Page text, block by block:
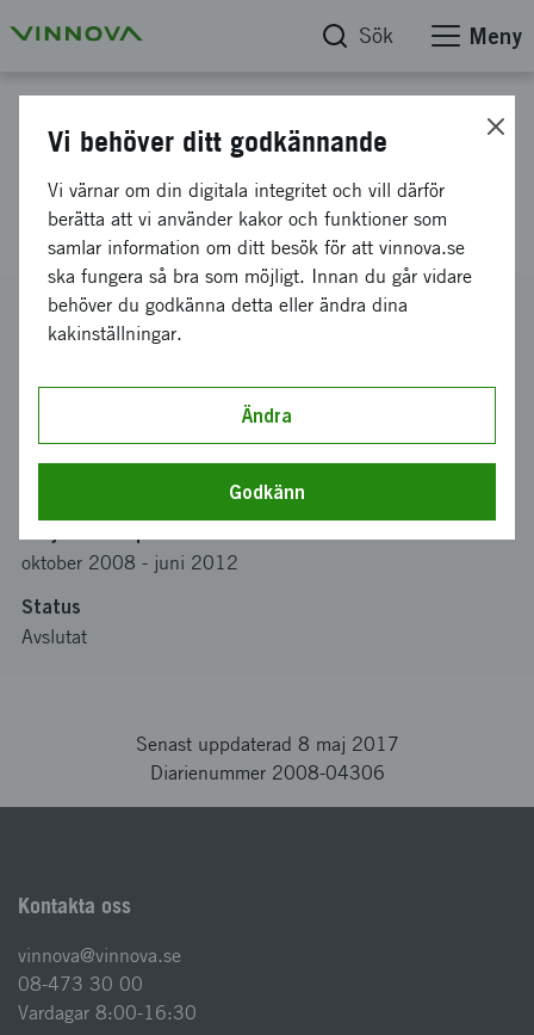
Sök Meny
Fortsättningsansökan Elektriskt
styrbara fibrer Fas 3
Diarienummer
2008-04306
Koordinator
Acreo AB, Kista
Bidrag från Vinnova
oktober 2008 - juni 2012
Status
Avslutat
Senast uppdaterad 8 maj 2017
Diarienummer 2008-04306
Kontakta oss
vinnova@vinnova.se
08-473 30 00
Vardagar 8:00-16:30
Vi behöver ditt godkännande
Vi värnar om din digitala integritet och vill därför
berätta att vi använder kakor och funktioner som
samlar information om ditt besök för att vinnova.se
ska fungera så bra som möjligt. Innan du går vidare
behöver du godkänna detta eller ändra dina
kakinställningar.
Ändra
Godkänn